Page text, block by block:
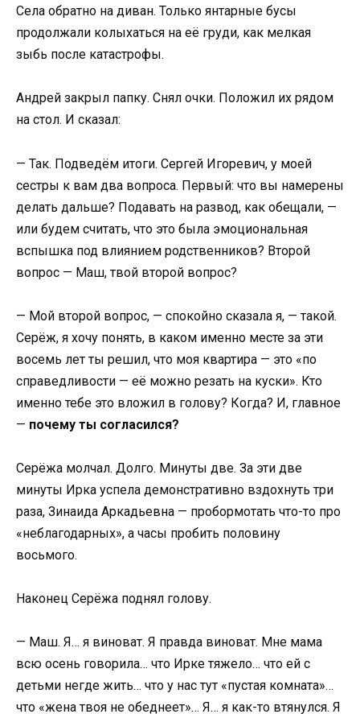
Села обратно на диван. Только янтарные бусы
продолжали колыхаться на её груди, как мелкая
зыбь после катастрофы.
Андрей закрыл папку. Снял очки. Положил их рядом
на стол. И сказал:
— Так. Подведём итоги. Сергей Игоревич, у моей
сестры к вам два вопроса. Первый: что вы намерены
делать дальше? Подавать на развод, как обещали, —
или будем считать, что это была эмоциональная
вспышка под влиянием родственников? Второй
вопрос — Маш, твой второй вопрос?
— Мой второй вопрос, — спокойно сказала я, — такой.
Серёж, я хочу понять, в каком именно месте за эти
восемь лет ты решил, что моя квартира — это «по
справедливости — её можно резать на куски». Кто
именно тебе это вложил в голову? Когда? И, главное
— почему ты согласился?
Серёжа молчал. Долго. Минуты две. За эти две
минуты Ирка успела демонстративно вздохнуть три
раза, Зинаида Аркадьевна — пробормотать что-то про
«неблагодарных», а часы пробить половину
восьмого.
Наконец Серёжа поднял голову.
— Маш. Я… я виноват. Я правда виноват. Мне мама
всю осень говорила… что Ирке тяжело… что ей с
детьми негде жить… что у нас тут «пустая комната»…
что «жена твоя не обеднеет»… Я… я как-то втянулся. Я